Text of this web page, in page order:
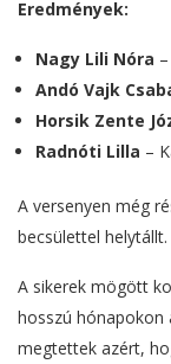
Eredmények:
Nagy Lili Nóra
Andó Vajk
Horsik Zente
Radnóti Lilla –
A versenyen még
becsülettel helytállt.
A sikerek mögött
hosszú
megtettek azért,